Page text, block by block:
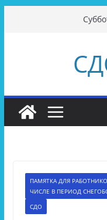
ПАМЯТКА ДЛЯ
ЧИСЛЕ В ПЕРИОД
СДО